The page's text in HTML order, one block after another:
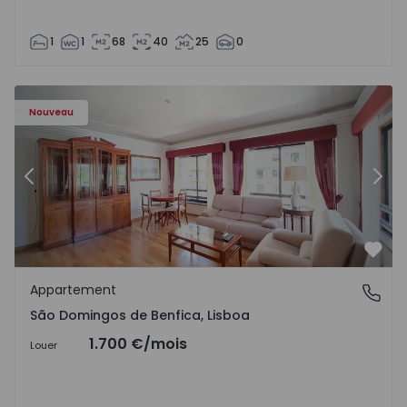
1 1 68 40 25 0
Nouveau
Précédent
São Domingos de Benfica, Lisboa
Appartement
São Domingos de Benfica, Lisboa
Louer 1.700 €/mois